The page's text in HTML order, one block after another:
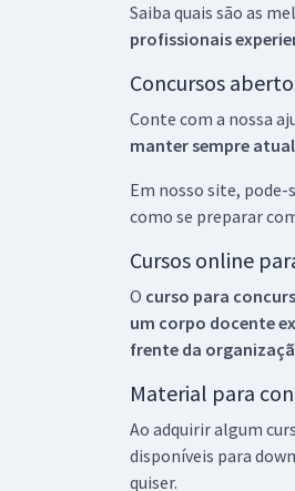
Saiba quais são as
profissionais
Concursos
Conte com a nossa
manter sempre
Em nosso site,
como se preparar
Cursos online
O curso para
um corpo docente
frente da
Material para
Ao adquirir algum
disponíveis para
quiser.